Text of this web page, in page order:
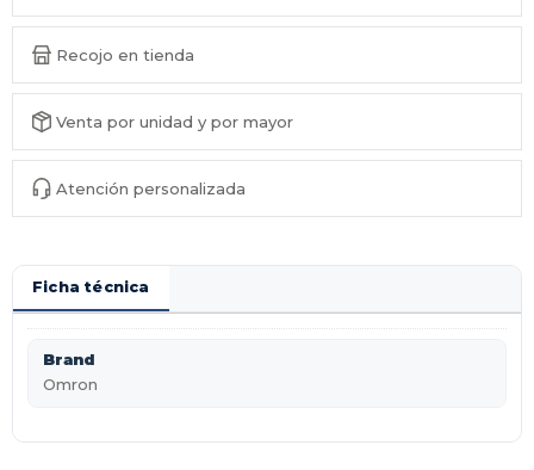
Recojo en tienda
Venta por unidad y por mayor
Atención personalizada
Ficha técnica
Brand
Omron